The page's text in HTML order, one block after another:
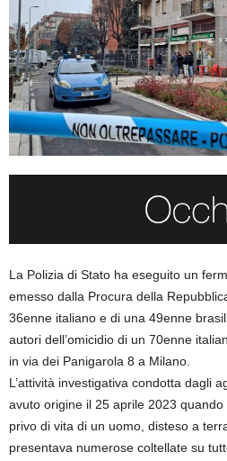
La Polizia di Stato ha eseguito un
emesso dalla Procura della
36enne italiano e di una 49enne
autori dell’omicidio di un 70enne
in via dei Panigarola 8 a Milano.
L’attività investigativa condotta dagli
avuto origine il 25 aprile 2023
privo di vita di un uomo, disteso a
presentava numerose coltellate su